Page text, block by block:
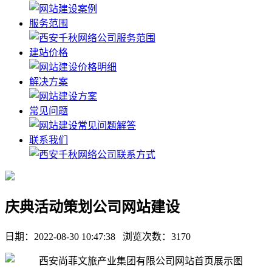
服务范围
建站价格
解决方案
常见问题
联系我们
庆典活动策划公司网站建设
日期： 2022-08-30 10:47:38 浏览次数： 3170